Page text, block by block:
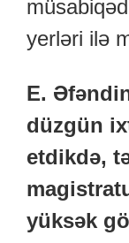
yerləri ilə
E.
düzgün
etdikdə,
yüksək